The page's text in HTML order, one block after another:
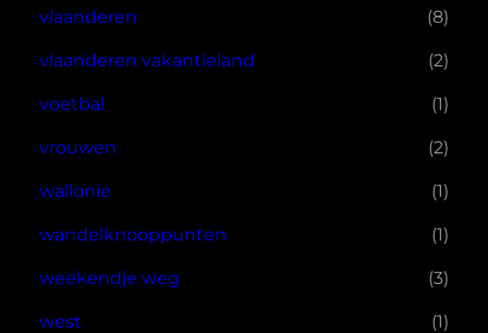
vlaanderen (8)
vlaanderen vakantieland (2)
voetbal (1)
vrouwen (2)
wallonie (1)
wandelknooppunten (1)
weekendje weg (3)
west (1)